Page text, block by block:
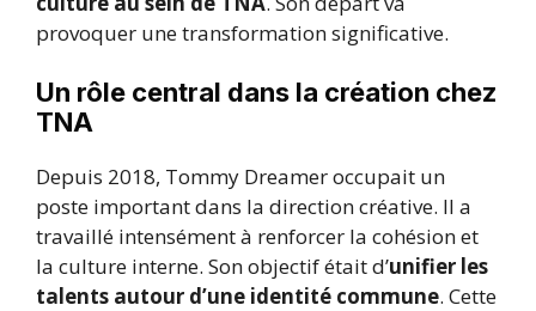
provoquer une transformation significative.
Un rôle central dans la création chez
TNA
Depuis 2018, Tommy Dreamer occupait un
poste important dans la direction créative. Il a
travaillé intensément à renforcer la cohésion et
la culture interne. Son objectif était d’unifier les
talents autour d’une identité commune. Cette